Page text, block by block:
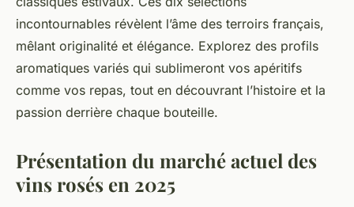
incontournables révèlent l’âme des terroirs français,
mêlant originalité et élégance. Explorez des profils
aromatiques variés qui sublimeront vos apéritifs
comme vos repas, tout en découvrant l’histoire et la
passion derrière chaque bouteille.
Présentation du marché actuel des
vins rosés en 2025